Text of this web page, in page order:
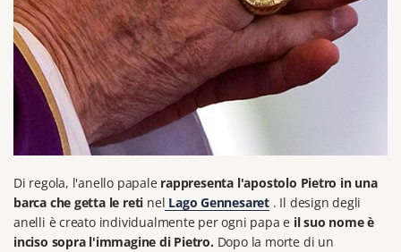
Di regola, l'anello papalerappresenta l'apostolo Pietro in una
barca che getta le reti nel Lago Gennesaret. Il design degli
anelli è creato individualmente per ogni papa e il suo nome è
inciso sopra l'immagine di Pietro.Dopo la morte di un